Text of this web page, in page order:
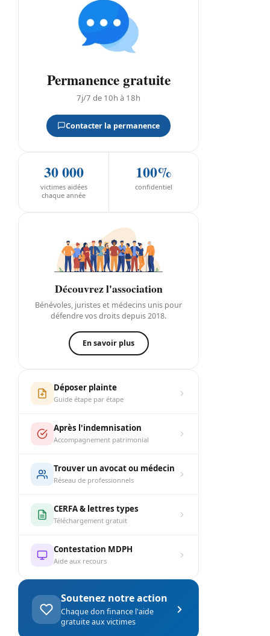
Permanence gratuite
7j/7 de 10h à 18h
Contacter la permanence
30 000
victimes aidées
chaque année
100%
confidentiel
Découvrez l'association
Bénévoles, juristes et médecins unis pour
défendre vos droits depuis 2018.
En savoir plus
Déposer plainte
Guide étape par étape
Après l'indemnisation
Accompagnement patrimonial
Trouver un avocat ou médecin
Réseau de professionnels
CERFA & lettres types
Téléchargement gratuit
Contestation MDPH
Aide aux recours
Soutenez notre action
Chaque don finance l'aide
gratuite aux victimes